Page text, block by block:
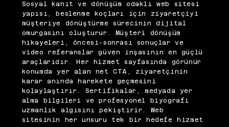
Sosyal kanıt ve dönüşüm odaklı web sitesi
yapısı, beslenme koçları için ziyaretçiyi
müşteriye dönüştürme sürecinin dijital
omurgasını oluşturur. Müşteri dönüşüm
hikayeleri, öncesi-sonrası sonuçlar ve
video referanslar güven inşasının en güçlü
araçlarıdır. Her hizmet sayfasında görünür
konumda yer alan net CTA, ziyaretçinin
karar anında harekete geçmesini
kolaylaştırır. Sertifikalar, medyada yer
alma bilgileri ve profesyonel biyografi
uzmanlık algısını pekiştirir. Web
sitesinin her unsuru tek bir hedefe hizmet